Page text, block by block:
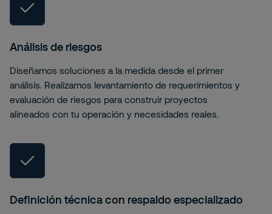
Análisis de riesgos
Diseñamos soluciones a la medida desde el primer
análisis. Realizamos levantamiento de requerimientos y
evaluación de riesgos para construir proyectos
alineados con tu operación y necesidades reales.
Definición técnica con respaldo especializado